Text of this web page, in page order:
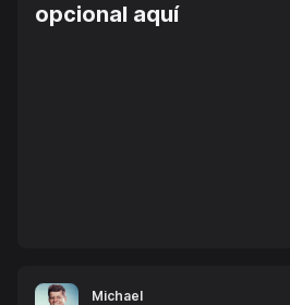
opcional aquí
Michael